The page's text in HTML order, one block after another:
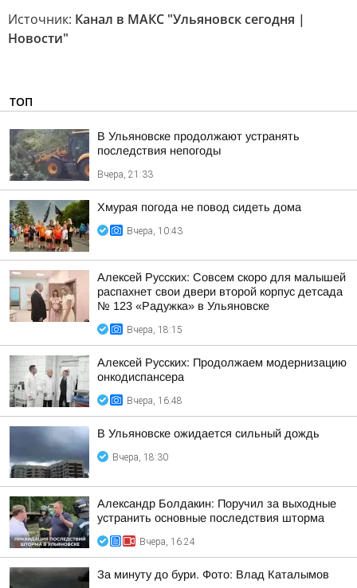
Источник: Канал в МАКС "Ульяновск сегодня |
Новости"
ТОП
В Ульяновске продолжают устранять
последствия непогоды
Вчера, 21:33
Хмурая погода не повод сидеть дома
Вчера, 10:43
Алексей Русских: Совсем скоро для малышей
распахнет свои двери второй корпус детсада
№ 123 «Радужка» в Ульяновске
Вчера, 18:15
Алексей Русских: Продолжаем модернизацию
онкодиспансера
Вчера, 16:48
В Ульяновске ожидается сильный дождь
Вчера, 18:30
Александр Болдакин: Поручил за выходные
устранить основные последствия шторма
Вчера, 16:24
За минуту до бури. Фото: Влад Каталымов